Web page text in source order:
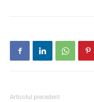
Articolul precedent